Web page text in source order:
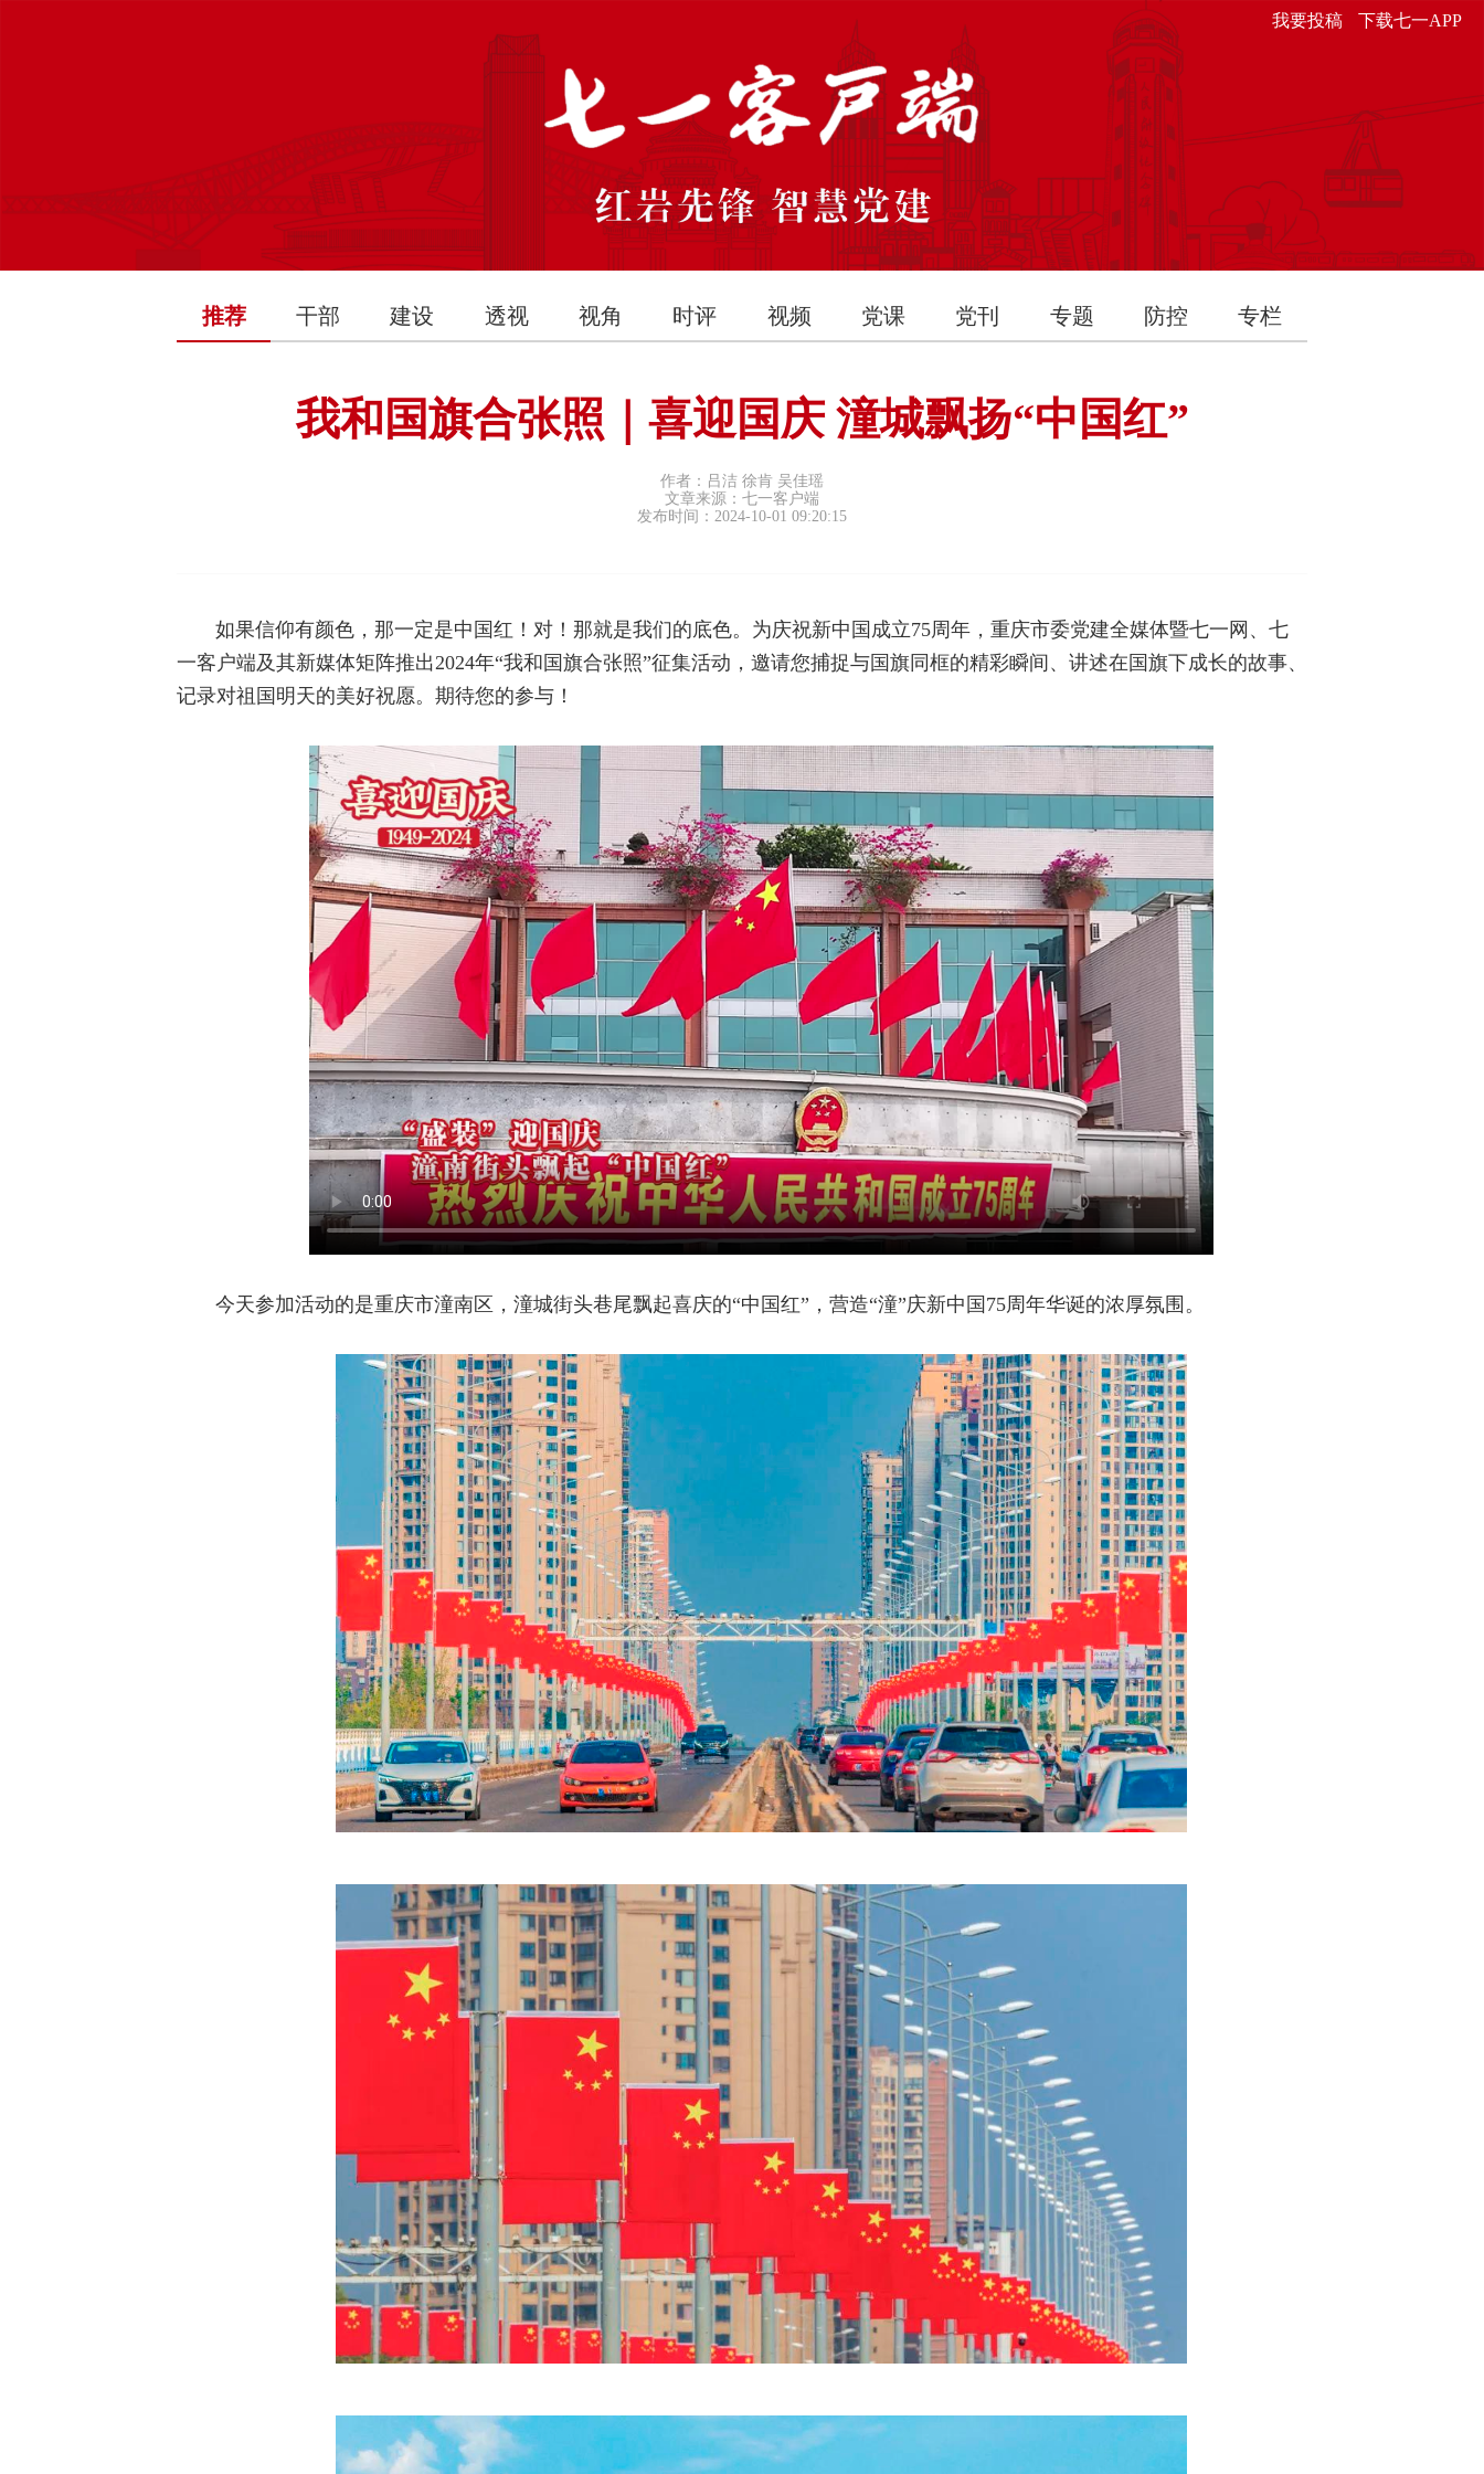
我要投稿 下载七一APP
推荐 干部 建设 透视 视角 时评 视频 党课 党刊 专题 防控 专栏
我和国旗合张照｜喜迎国庆 潼城飘扬“中国红”
作者：吕洁 徐肯 吴佳瑶
文章来源：七一客户端
发布时间：2024-10-01 09:20:15
如果信仰有颜色，那一定是中国红！对！那就是我们的底色。为庆祝新中国成立75周年，重庆市委党建全媒体暨七一网、七
一客户端及其新媒体矩阵推出2024年“我和国旗合张照”征集活动，邀请您捕捉与国旗同框的精彩瞬间、讲述在国旗下成长的故事、
记录对祖国明天的美好祝愿。期待您的参与！
今天参加活动的是重庆市潼南区，潼城街头巷尾飘起喜庆的“中国红”，营造“潼”庆新中国75周年华诞的浓厚氛围。